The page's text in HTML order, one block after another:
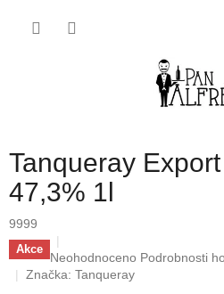
Tanqueray
47,3% 1l
9999
Akce
Průměrné
hodnocení
Neohodnoceno Podrobnosti
Značka: Tanqueray